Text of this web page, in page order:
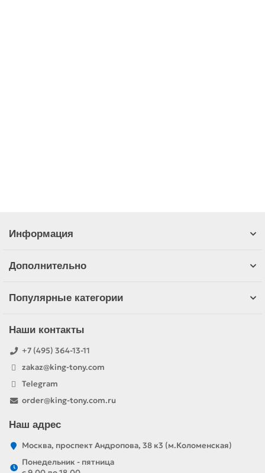
Информация
Дополнительно
Популярные категории
Наши контакты
+7 (495) 364-13-11
zakaz@king-tony.com
Telegram
order@king-tony.com.ru
Наш адрес
Москва, проспект Андропова, 38 к3 (м.Коломенская)
Понедельник - пятница